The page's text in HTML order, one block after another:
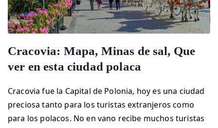
Cracovia: Mapa, Minas de sal, Que
ver en esta ciudad polaca
Cracovia fue la Capital de Polonia, hoy es una ciudad
preciosa tanto para los turistas extranjeros como
para los polacos. No en vano recibe muchos turistas